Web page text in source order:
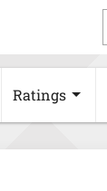
Ratings